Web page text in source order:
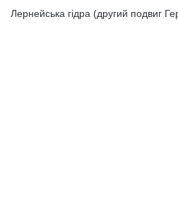
Лернейська гідра (другий подвиг